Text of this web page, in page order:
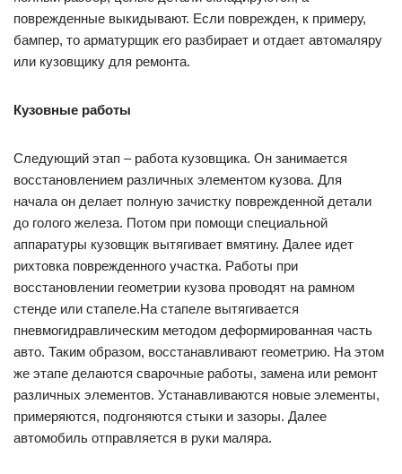
поврежденные выкидывают. Если поврежден, к примеру,
бампер, то арматурщик его разбирает и отдает автомаляру
или кузовщику для ремонта.
Кузовные работы
Следующий этап – работа кузовщика. Он занимается
восстановлением различных элементом кузова. Для
начала он делает полную зачистку поврежденной детали
до голого железа. Потом при помощи специальной
аппаратуры кузовщик вытягивает вмятину. Далее идет
рихтовка поврежденного участка. Работы при
восстановлении геометрии кузова проводят на рамном
стенде или стапеле.На стапеле вытягивается
пневмогидравлическим методом деформированная часть
авто. Таким образом, восстанавливают геометрию. На этом
же этапе делаются сварочные работы, замена или ремонт
различных элементов. Устанавливаются новые элементы,
примеряются, подгоняются стыки и зазоры. Далее
автомобиль отправляется в руки маляра.